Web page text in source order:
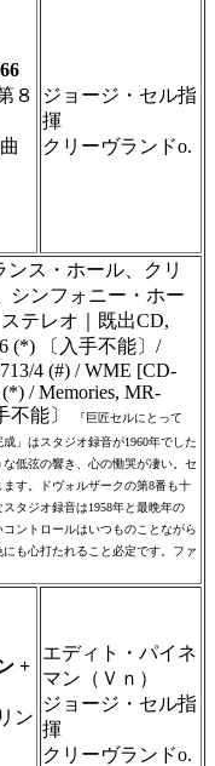
８
ジョージ・セル指
揮
クリーヴランドo.
ス・ホール、クリ
シンフォニー・ホー
テレオ｜既出CD,
(*) 〔入手不能〕/
4 (#) / WME [CD-
/ Memories, MR-
不能〕
『巨匠セルにとって
」はスタジオ録音が1960年でした
低弦の響き、心の慟哭が凄い。セ
す。ドヴォルザークの第8番も十
タジオ録音は1958年と最晩年の
ントロールはいつものことながら
も心打たれること必定です。ファ
+
ン
エディト・パイネ
マン（Ｖｎ）
ジョージ・セル指
揮
クリーヴランドo.